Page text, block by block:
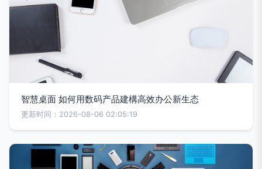
智慧桌面 如何用数码产品建構高效办公新生态
更新时间：2026-08-06 02:05:19